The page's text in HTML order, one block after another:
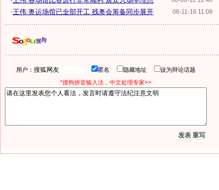
06-11-16 11:08
·王伟:奥运场馆已全部开工 残奥会筹备同步展开
用户： 匿名 隐藏地址
设为辩论话题
*搜狗拼音输入法，中文处理专家>>